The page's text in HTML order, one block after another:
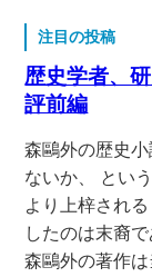
注目の投稿
歴史学者、
評前編
森鷗外の歴史
ないか、 とい
より上梓され
したのは末裔
森鷗外の著作